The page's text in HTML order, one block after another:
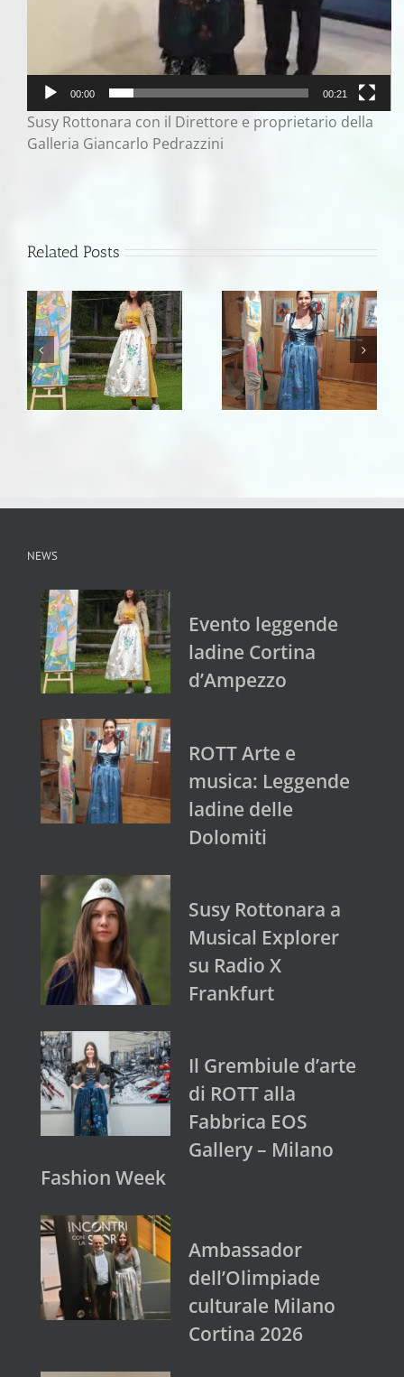
00:00 00:21
Susy Rottonara con il Direttore e proprietario della
Galleria Giancarlo Pedrazzini
Related Posts
NEWS
Evento leggende
ladine Cortina
d’Ampezzo
ROTT Arte e
musica: Leggende
ladine delle
Dolomiti
Susy Rottonara a
Musical Explorer
su Radio X
Frankfurt
Il Grembiule d’arte
di ROTT alla
Fabbrica EOS
Gallery – Milano
Fashion Week
Ambassador
dell’Olimpiade
culturale Milano
Cortina 2026